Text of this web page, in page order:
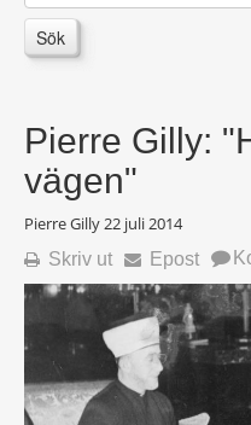
Sök
Pierre Gilly:
vägen"
Pierre Gilly22 juli 2014
Skriv ut Epost